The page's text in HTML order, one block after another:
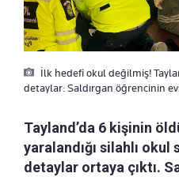
İlk hedefi okul değilmiş!
detaylar: Saldırgan öğrencinin
Tayland’da 6 kişinin
yaralandığı silahlı okul
detaylar ortaya çıktı.